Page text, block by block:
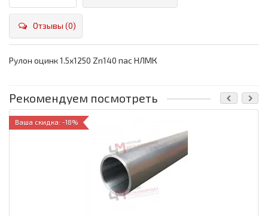
Отзывы (0)
Рулон оцинк 1.5x1250 Zn140 пас НЛМК
Рекомендуем посмотреть
Ваша скидка: -18%